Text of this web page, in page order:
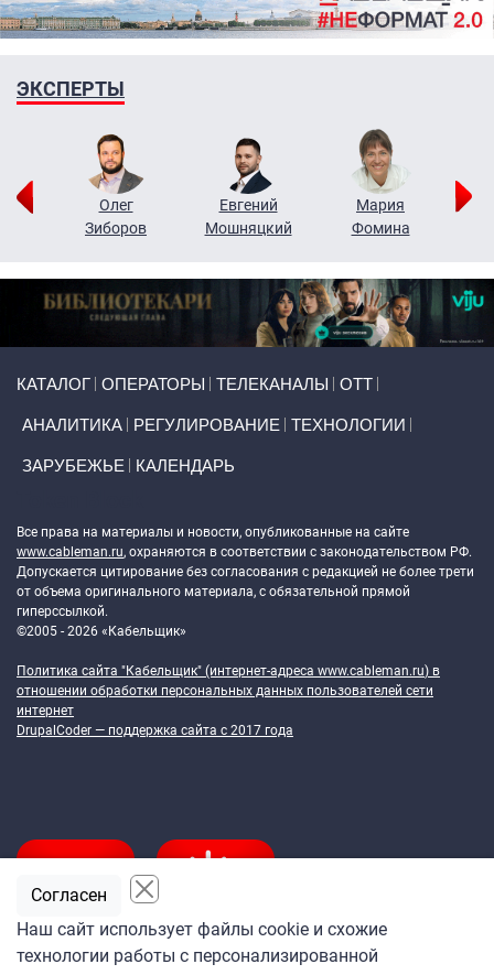
ЭКСПЕРТЫ
Олег
Зиборов
Евгений
Мошняцкий
Мария
Фомина
КАТАЛОГ ОПЕРАТОРЫ ТЕЛЕКАНАЛЫ ОТТ
АНАЛИТИКА РЕГУЛИРОВАНИЕ ТЕХНОЛОГИИ
ЗАРУБЕЖЬЕ КАЛЕНДАРЬ
Все права на материалы и новости, опубликованные на сайте
www.cableman.ru, охраняются в соответствии с законодательством РФ.
Допускается цитирование без согласования с редакцией не более трети
от объема оригинального материала, с обязательной прямой
гиперссылкой.
©2005 - 2026 «Кабельщик»
Политика сайта "Кабельщик" (интернет-адреса www.cableman.ru) в
отношении обработки персональных данных пользователей сети
интернет
DrupalCoder — поддержка сайта c 2017 года
Наш сайт использует файлы cookie и схожие
технологии работы с персонализированной
Согласен